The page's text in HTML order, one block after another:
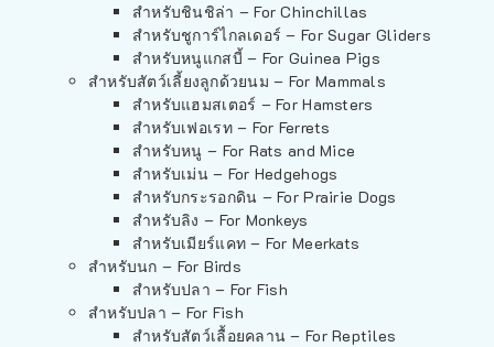
สำหรับชินชิล่า – For Chinchillas
สำหรับชูการ์ไกลเดอร์ – For Sugar Gliders
สำหรับหนูแกสบี้ – For Guinea Pigs
สำหรับสัตว์เลี้ยงลูกด้วยนม – For Mammals
สำหรับแฮมสเตอร์ – For Hamsters
สำหรับเฟอเรท – For Ferrets
สำหรับหนู – For Rats and Mice
สำหรับเม่น – For Hedgehogs
สำหรับกระรอกดิน – For Prairie Dogs
สำหรับลิง – For Monkeys
สำหรับเมียร์แคท – For Meerkats
สำหรับนก – For Birds
สำหรับปลา – For Fish
สำหรับปลา – For Fish
สำหรับสัตว์เลื้อยคลาน – For Reptiles